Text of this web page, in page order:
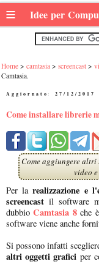
≡ Idee per
Home camtasia screencast
Camtasia.
Aggiornato: 27/12/2017
Come installare librerie
Come aggiungere
video
Per larealizzazione e
screencast il software
dubbioCamtasia 8che
software viene anche
Si possono infatti
altri oggetti grafici per